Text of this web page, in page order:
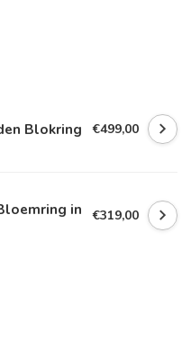
Blokring €499,00
in €319,00